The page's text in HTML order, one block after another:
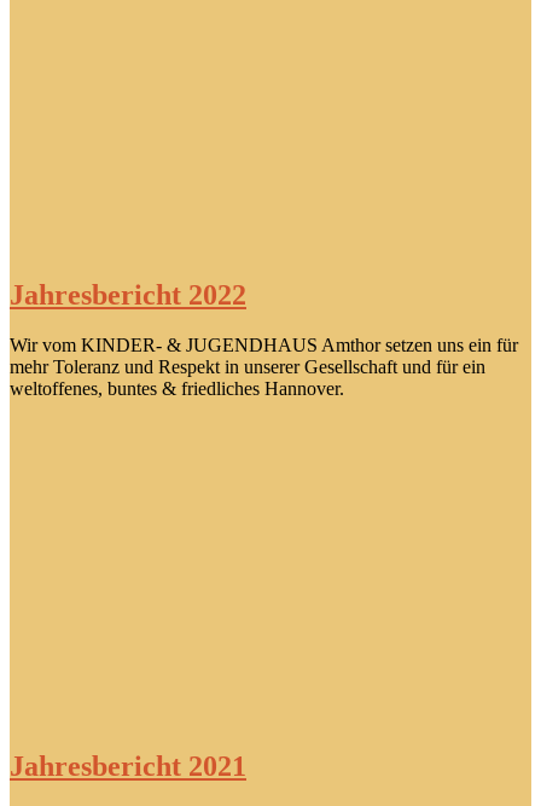
Jahresbericht 2022
Wir vom KINDER- & JUGENDHAUS Amthor setzen uns ein für
mehr Toleranz und Respekt in unserer Gesellschaft und für ein
weltoffenes, buntes & friedliches Hannover.
Jahresbericht 2021